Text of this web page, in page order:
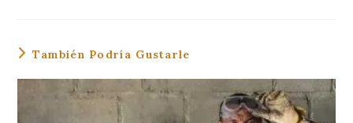
También Podría Gustarle